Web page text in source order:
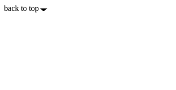
back to top